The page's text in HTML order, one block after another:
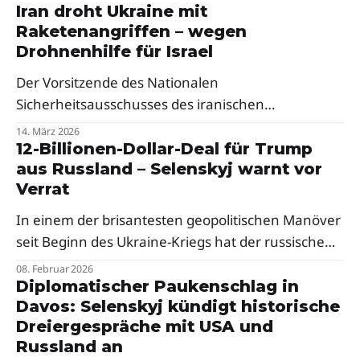
Iran droht Ukraine mit
Raketenangriffen – wegen
Drohnenhilfe für Israel
Der Vorsitzende des Nationalen
Sicherheitsausschusses des iranischen
Parlaments, Ibrahim Azizi, sagte, dass jede
Unterstützung der Ukraine für Israel,
einschließlich Drohnen, ukrainisches Territorium
zu einem „legitimen Ziel“ für Raketenangriffe
Teherans mache.
14. März 2026
12-Billionen-Dollar-Deal für Trump
aus Russland – Selenskyj warnt vor
Verrat
In einem der brisantesten geopolitischen Manöver
seit Beginn des Ukraine-Kriegs hat der russische
Präsident Wladimir Putin offenbar ein gigantisches
wirtschaftliches Angebot an den US-Präsidenten
Donald Trump unterbreitet – ein Deal im Wert von
atemberaubenden 12 Billionen US-Dollar.
08. Februar 2026
Diplomatischer Paukenschlag in
Davos: Selenskyj kündigt historische
Dreiergespräche mit USA und
Russland an